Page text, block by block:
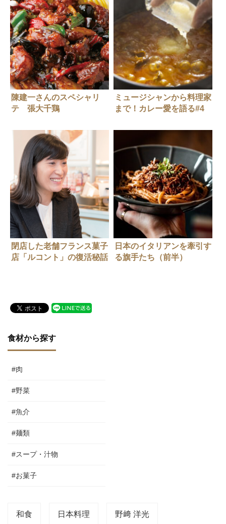
陳建一さんのスペシャリ
テ 張大千鶏
ミュージシャンから料理家
まで！カレー愛を語る#4
閉店した老舗フランス菓子
店「ルコント」の復活秘話
日本のイタリアンを牽引す
る旗手たち（前半）
食材から探す
#肉
#野菜
#魚介
#麺類
#スープ・汁物
#お菓子
和食 日本料理 野﨑 洋光